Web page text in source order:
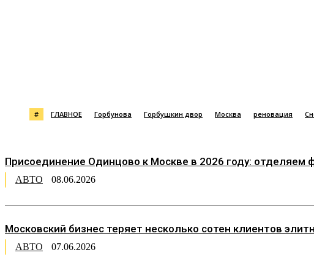
# ГЛАВНОЕ Горбунова Горбушкин двор Москва реновация
Присоединение Одинцово к Москве в 2026 году: отделяем
АВТО 08.06.2026
Московский бизнес теряет несколько сотен клиентов
АВТО 07.06.2026